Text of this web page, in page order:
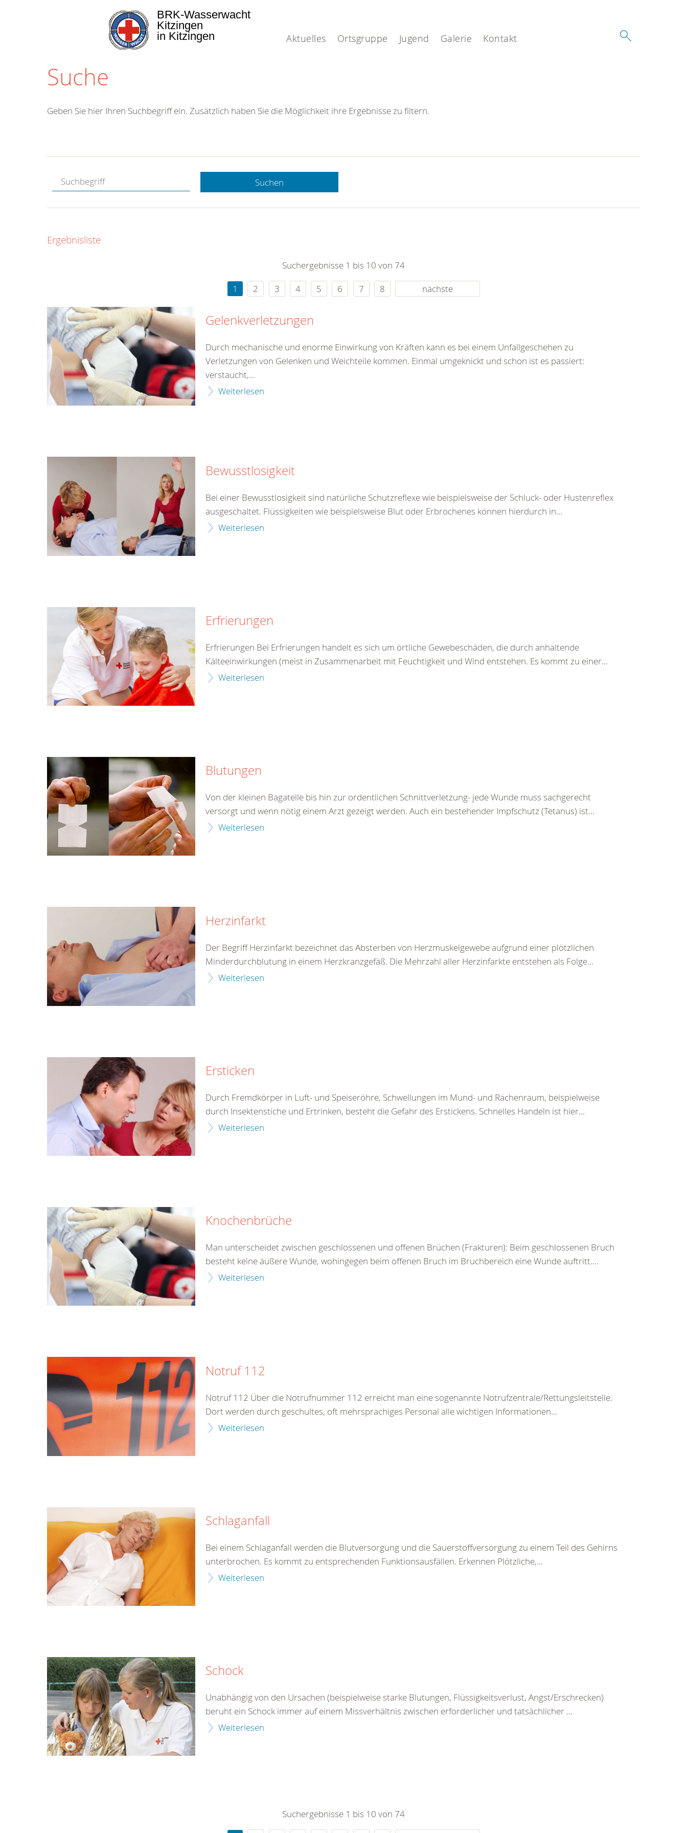
Aktuelles Ortsgruppe Jugend Galerie Kontakt
BRK-Wasserwacht
Kitzingen
in Kitzingen
Suche
Hotline.
gerne.
rund um die Uhr
Geben Sie hier Ihren Suchbegriff ein. Zusätzlich haben Sie die Möglichkeit ihre Ergebnisse zu filtern.
Suchen
Ergebnisliste
Suchergebnisse 1 bis 10 von 74
1
2 3 4 5 6 7 8 nächste
Gelenkverletzungen
Durch mechanische und enorme Einwirkung von Kräften kann es bei einem Unfallgeschehen zu
Verletzungen von Gelenken und Weichteile kommen. Einmal umgeknickt und schon ist es passiert:
verstaucht,...
Weiterlesen
Bewusstlosigkeit
Bei einer Bewusstlosigkeit sind natürliche Schutzreflexe wie beispielsweise der Schluck- oder Hustenreflex
ausgeschaltet. Flüssigkeiten wie beispielsweise Blut oder Erbrochenes können hierdurch in...
Weiterlesen
Erfrierungen
Erfrierungen Bei Erfrierungen handelt es sich um örtliche Gewebeschäden, die durch anhaltende
Kälteeinwirkungen (meist in Zusammenarbeit mit Feuchtigkeit und Wind entstehen. Es kommt zu einer...
Weiterlesen
Blutungen
Von der kleinen Bagatelle bis hin zur ordentlichen Schnittverletzung- jede Wunde muss sachgerecht
versorgt und wenn nötig einem Arzt gezeigt werden. Auch ein bestehender Impfschutz (Tetanus) ist...
Weiterlesen
Herzinfarkt
Der Begriff Herzinfarkt bezeichnet das Absterben von Herzmuskelgewebe aufgrund einer plötzlichen
Minderdurchblutung in einem Herzkranzgefäß. Die Mehrzahl aller Herzinfarkte entstehen als Folge...
Weiterlesen
Ersticken
Durch Fremdkörper in Luft- und Speiseröhre, Schwellungen im Mund- und Rachenraum, beispielweise
durch Insektenstiche und Ertrinken, besteht die Gefahr des Erstickens. Schnelles Handeln ist hier...
Weiterlesen
Knochenbrüche
Man unterscheidet zwischen geschlossenen und offenen Brüchen (Frakturen): Beim geschlossenen Bruch
besteht keine äußere Wunde, wohingegen beim offenen Bruch im Bruchbereich eine Wunde auftritt....
Weiterlesen
Notruf 112
Notruf 112 Über die Notrufnummer 112 erreicht man eine sogenannte Notrufzentrale/Rettungsleitstelle.
Dort werden durch geschultes, oft mehrsprachiges Personal alle wichtigen Informationen...
Weiterlesen
Schlaganfall
Bei einem Schlaganfall werden die Blutversorgung und die Sauerstoffversorgung zu einem Teil des Gehirns
unterbrochen. Es kommt zu entsprechenden Funktionsausfällen. Erkennen Plötzliche,...
Weiterlesen
Schock
Unabhängig von den Ursachen (beispielweise starke Blutungen, Flüssigkeitsverlust, Angst/Erschrecken)
beruht ein Schock immer auf einem Missverhältnis zwischen erforderlicher und tatsächlicher ...
Weiterlesen
Suchergebnisse 1 bis 10 von 74